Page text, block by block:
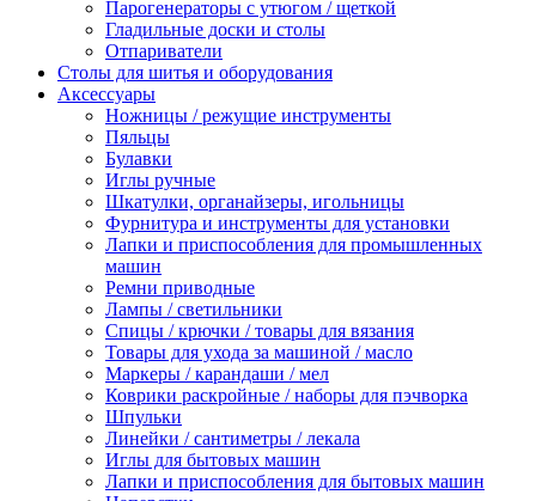
Парогенераторы с утюгом / щеткой
Гладильные доски и столы
Отпариватели
Столы для шитья и оборудования
Аксессуары
Ножницы / режущие инструменты
Пяльцы
Булавки
Иглы ручные
Шкатулки, органайзеры, игольницы
Фурнитура и инструменты для установки
Лапки и приспособления для промышленных
машин
Ремни приводные
Лампы / светильники
Спицы / крючки / товары для вязания
Товары для ухода за машиной / масло
Маркеры / карандаши / мел
Коврики раскройные / наборы для пэчворка
Шпульки
Линейки / сантиметры / лекала
Иглы для бытовых машин
Лапки и приспособления для бытовых машин